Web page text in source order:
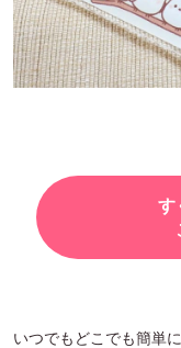
す
いつでもどこでも簡単